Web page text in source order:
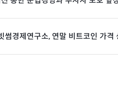
경제연구소, 연말 비트코인 가격